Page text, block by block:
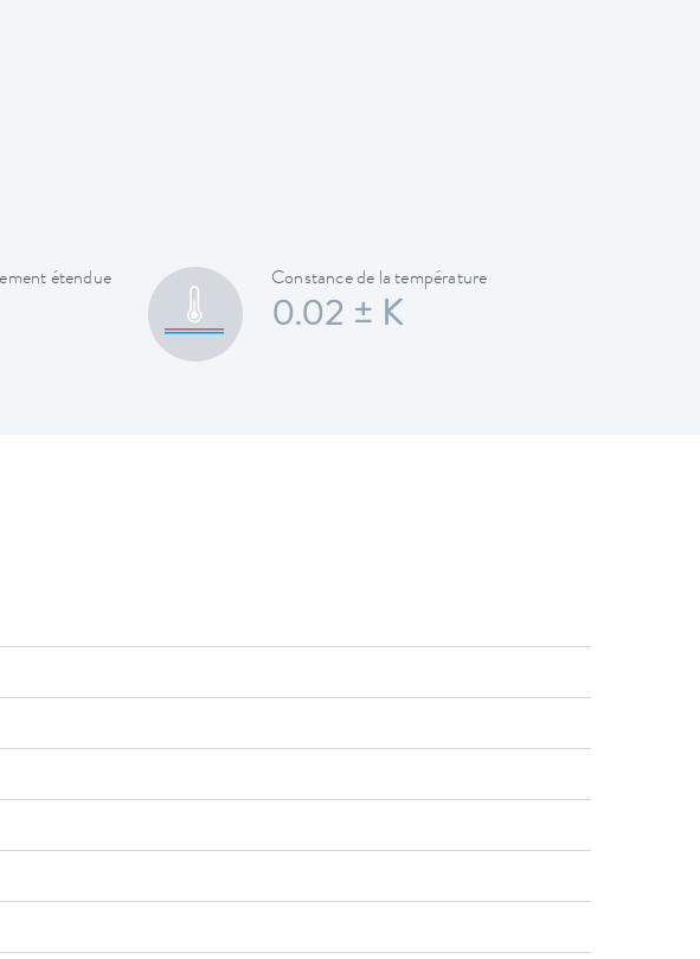
étendue
Constance de la température
0.02 ± K